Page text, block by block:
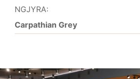
NGJYRA:
Carpathian Grey